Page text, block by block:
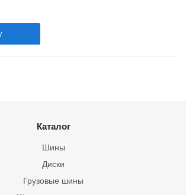
Каталог
Шины
Грузовые шины
Диски